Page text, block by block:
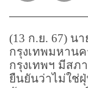
(13 ก.ย. 67) น
กรุงเทพมหาน
กรุงเทพฯ มีสภ
ยืนยันว่าไม่ใช่